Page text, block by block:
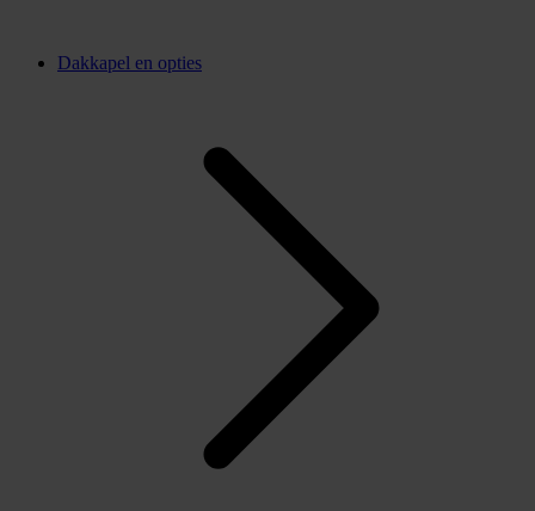
Dakkapel en opties